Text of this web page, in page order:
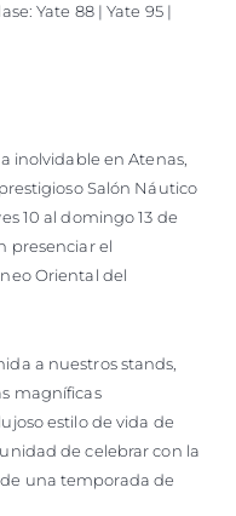
Yate 88 | Yate 95 |
inolvidable en Atenas,
Salón Náutico
10 al domingo 13 de
presenciar el
Oriental del
a nuestros stands,
magníficas
estilo de vida de
de celebrar con la
una temporada de